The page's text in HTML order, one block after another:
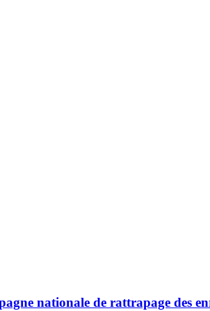
nationale de rattrapage des